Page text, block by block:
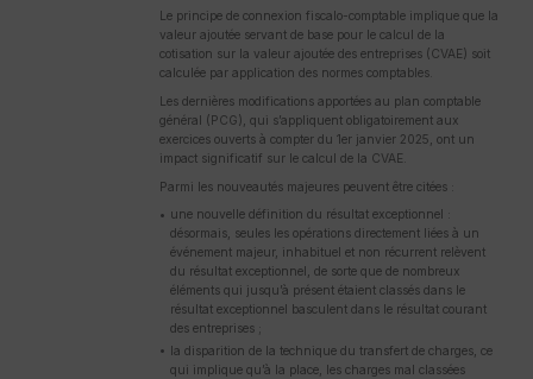
Le principe de connexion fiscalo-comptable implique que la
valeur ajoutée servant de base pour le calcul de la
cotisation sur la valeur ajoutée des entreprises (CVAE) soit
calculée par application des normes comptables.
Les dernières modifications apportées au plan comptable
général (PCG), qui s’appliquent obligatoirement aux
exercices ouverts à compter du 1er janvier 2025, ont un
impact significatif sur le calcul de la CVAE.
Parmi les nouveautés majeures peuvent être citées :
une nouvelle définition du résultat exceptionnel :
désormais, seules les opérations directement liées à un
événement majeur, inhabituel et non récurrent relèvent
du résultat exceptionnel, de sorte que de nombreux
éléments qui jusqu’à présent étaient classés dans le
résultat exceptionnel basculent dans le résultat courant
des entreprises ;
la disparition de la technique du transfert de charges, ce
qui implique qu’à la place, les charges mal classées